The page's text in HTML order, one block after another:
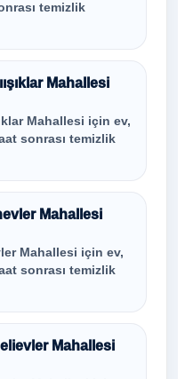
temizlik
Mahallesi
Mahallesi için ev,
sonrası temizlik
Mahallesi
Mahallesi için ev,
sonrası temizlik
Mahallesi